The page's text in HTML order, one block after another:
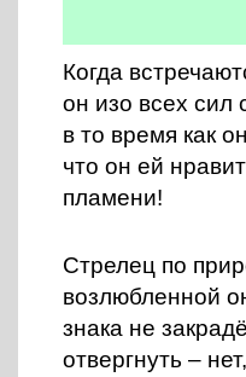
Когда
он изо всех сил
в то время как
что он ей
пламени!
Стрелец по
возлюбленной
знака не
отвергнуть –